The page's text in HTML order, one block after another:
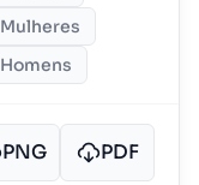
Mulheres
Homens
PNG PDF